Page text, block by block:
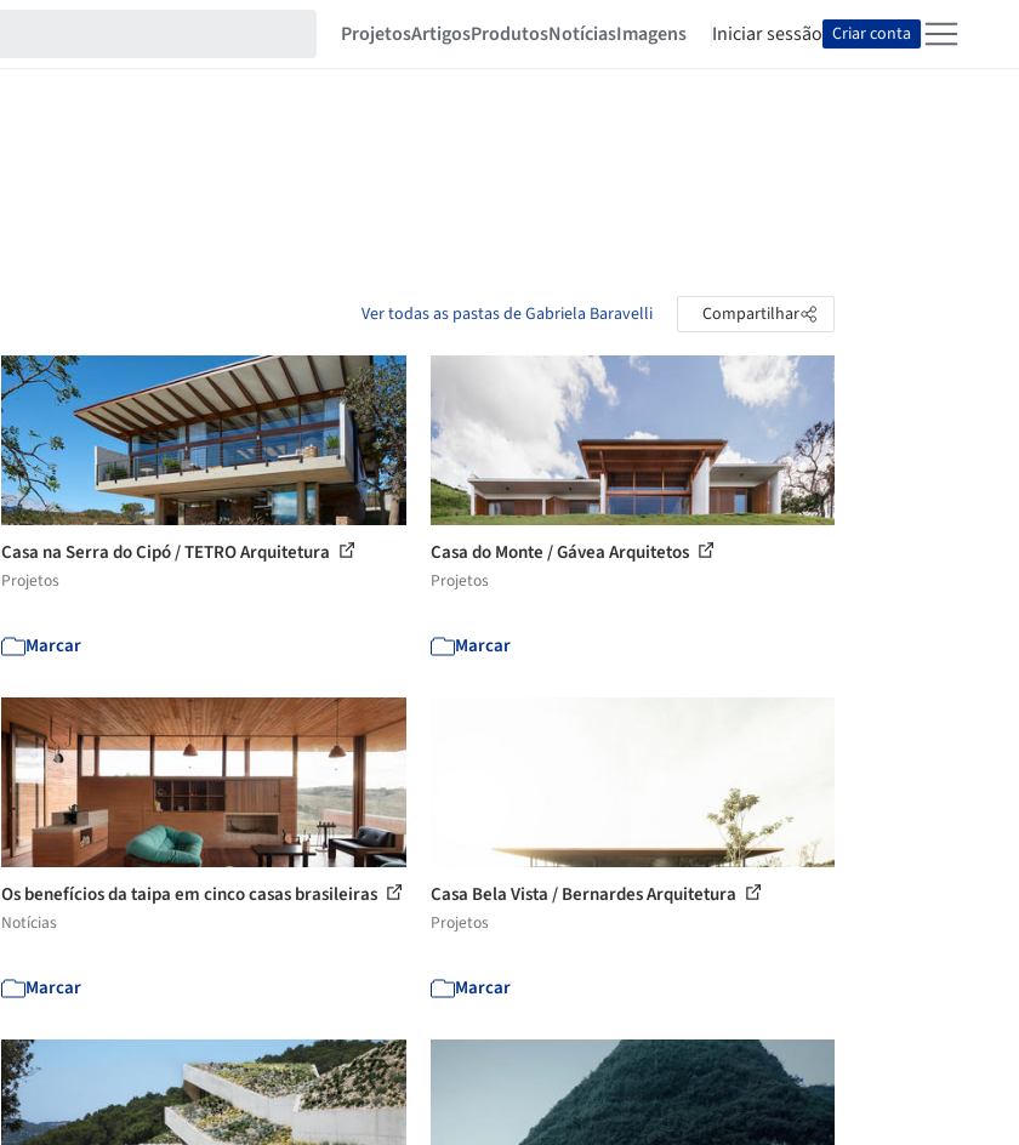
ProjetosArtigosProdutosNotíciasImagens Iniciar sessão Criar conta
Ver todas as pastas de Gabriela Baravelli Compartilhar
Casa na Serra do Cipó / TETRO Arquitetura
Projetos
Marcar
Casa do Monte / Gávea Arquitetos
Projetos
Marcar
Os benefícios da taipa em cinco casas brasileiras
Notícias
Marcar
Casa Bela Vista / Bernardes Arquitetura
Projetos
Marcar